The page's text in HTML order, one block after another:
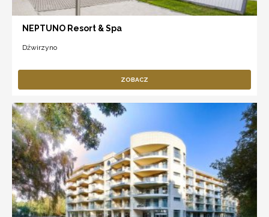
NEPTUNO Resort & Spa
Dźwirzyno
ZOBACZ